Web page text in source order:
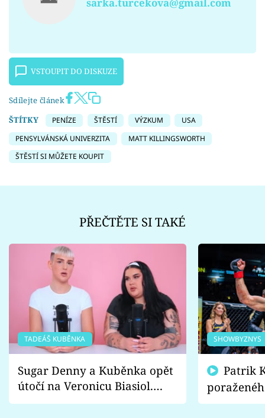
VSTOUPIT DO DISKUZE
Sdílejte článek
ŠTÍTKY
PENÍZE ŠTĚSTÍ VÝZKUM
USA
PENSYLVÁNSKÁ UNIVERZITA
MATT KILLINGSWORTH
ŠTĚSTÍ SI MŮŽETE KOUPIT
PŘEČTĚTE SI TAKÉ
TADEÁŠ KUBĚNKA
Sugar Denny a Kuběnka opět
útočí na Veronicu Biasiol.
Proč je podle nich falešná a
SHOWBYZNYS
fanoušci